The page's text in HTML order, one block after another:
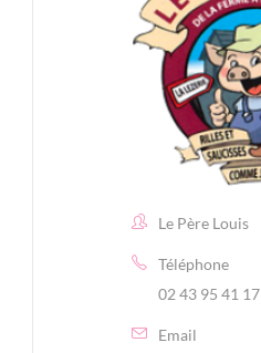
Le Père Louis
Téléphone
02 43 95 41 17
Email